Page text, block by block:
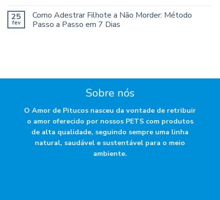
25
fev
Como Adestrar Filhote a Não Morder: Método
Passo a Passo em 7 Dias
Sobre nós
O Amor de Pitucos nasceu da vontade de retribuir
o amor oferecido por nossos PETS com produtos
de alta qualidade, seguindo sempre uma linha
natural, saudável e sustentável para o meio
ambiente.